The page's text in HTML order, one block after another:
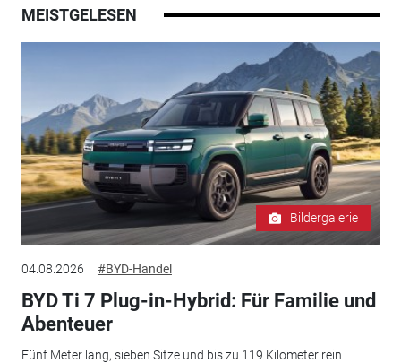
MEISTGELESEN
Bildergalerie
04.08.2026 #BYD-Handel
BYD Ti 7 Plug-in-Hybrid: Für Familie und
Abenteuer
Fünf Meter lang, sieben Sitze und bis zu 119 Kilometer rein